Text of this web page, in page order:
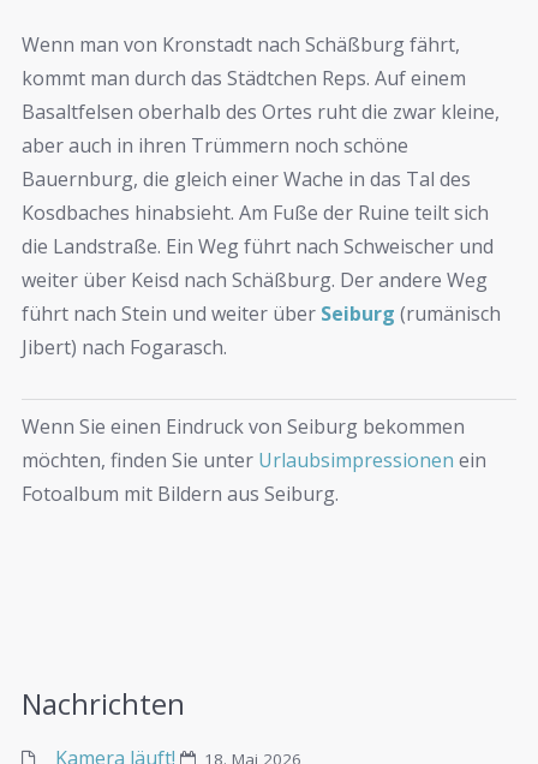
führt nach Stein und weiter überSeiburg(rumänisch
Jibert) nach Fogarasch.
Wenn Sie einen Eindruck von Seiburg bekommen
möchten, finden Sie unterUrlaubsimpressionenein
Fotoalbum mit Bildern aus Seiburg.
Nachrichten
Kamera läuft!
Bilder vom Seiburger Treffen 2025
2025
Gelungenes 15. Seiburger Treffen in Bad Kissingen